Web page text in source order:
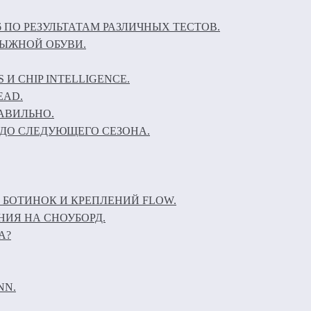
ПО РЕЗУЛЬТАТАМ РАЗЛИЧНЫХ ТЕСТОВ.
ОБУВИ.
CHIP INTELLIGENCE.
СЛЕДУЮЩЕГО СЕЗОНА.
И КРЕПЛЕНИЙ FLOW.
НА СНОУБОРД.